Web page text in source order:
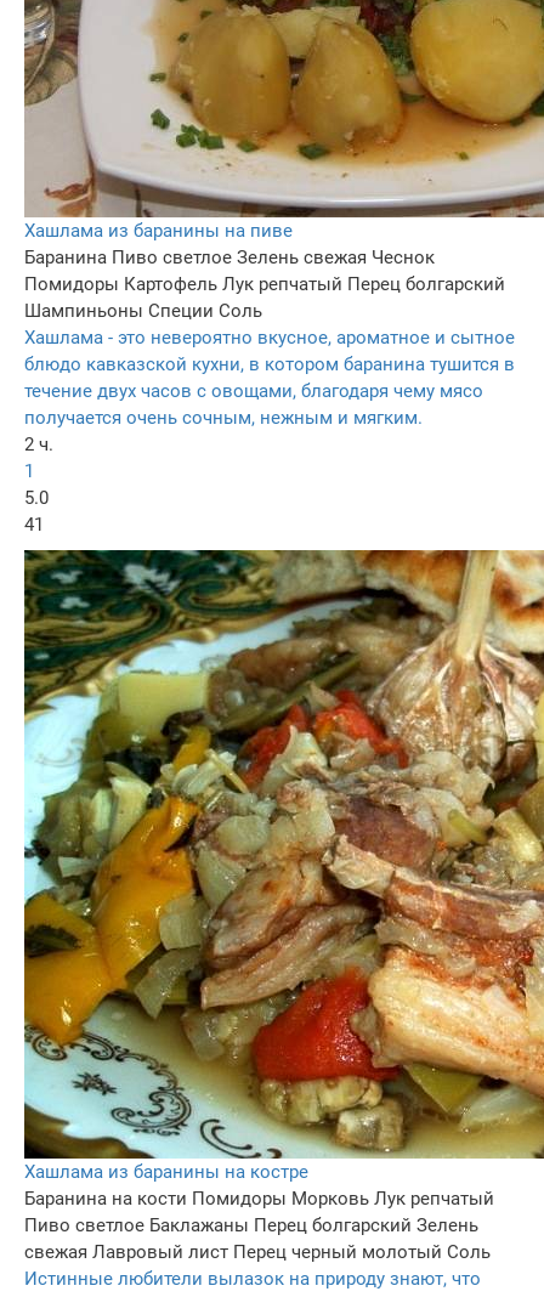
Хашлама из баранины на пиве
Баранина Пиво светлое Зелень свежая Чеснок
Помидоры Картофель Лук репчатый Перец болгарский
Шампиньоны Специи Соль
Хашлама - это невероятно вкусное, ароматное и сытное
блюдо кавказской кухни, в котором баранина тушится в
течение двух часов с овощами, благодаря чему мясо
получается очень сочным, нежным и мягким.
2 ч.
1
5.0
41
Хашлама из баранины на костре
Баранина на кости Помидоры Морковь Лук репчатый
Пиво светлое Баклажаны Перец болгарский Зелень
свежая Лавровый лист Перец черный молотый Соль
Истинные любители вылазок на природу знают, что